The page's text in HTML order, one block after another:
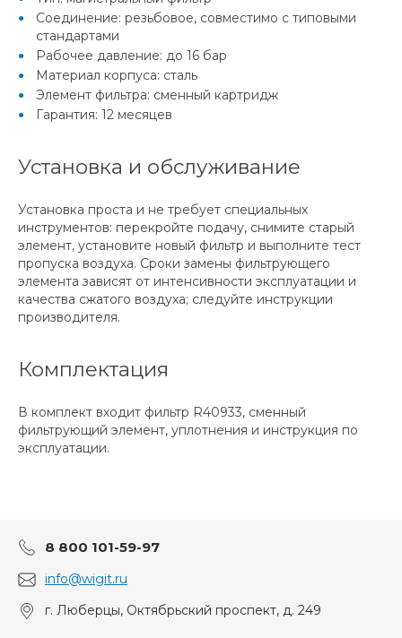
Соединение: резьбовое, совместимо с типовыми
стандартами
Рабочее давление: до 16 бар
Материал корпуса: сталь
Элемент фильтра: сменный картридж
Гарантия: 12 месяцев
Установка и обслуживание
Установка проста и не требует специальных
инструментов: перекройте подачу, снимите старый
элемент, установите новый фильтр и выполните тест
пропуска воздуха. Сроки замены фильтрующего
элемента зависят от интенсивности эксплуатации и
качества сжатого воздуха; следуйте инструкции
производителя.
Комплектация
В комплект входит фильтр R40933, сменный
фильтрующий элемент, уплотнения и инструкция по
эксплуатации.
8 800 101-59-97
info@wigit.ru
г. Люберцы, Октябрьский проспект, д. 249